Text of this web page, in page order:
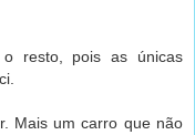
resto, pois as únicas
Mais um carro que não